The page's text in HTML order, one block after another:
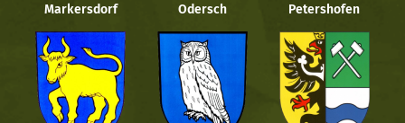
Markersdorf Odersch Petershofen